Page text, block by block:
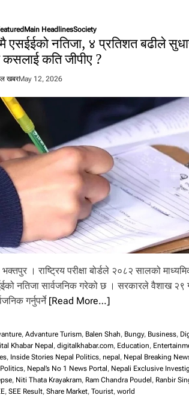
Main HeadlinesSociety
एसईईको नतिजा, ४ प्रतिशत बढीले
कसलाई कति जीपीए ?
खबरMay 12, 2026
। राष्ट्रिय परीक्षा बोर्डले २०८२ सालको
नतिजा सार्वजनिक गरेको छ । सरकारले वैशाख २९
गर्नुपर्ने [Read More…]
,Advanture Turism, Balen Shah, Bungy, Business,
Khabar Nepal ,digitalkhabar.com, Education,
, Inside Stories Nepal Politics,nepal , Nepal Breaking
, Nepal’s No 1 News Portal , Nepali Exclusive
, Niti Thata Krayakram, Ram Chandra Poudel , Ranbir
,SEE Result,Share Market,Tourist,world